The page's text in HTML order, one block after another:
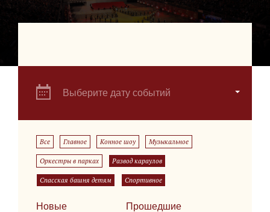
Выберите дату событий
Все Главное Конное шоу Музыкальное
Оркестры в парках Развод караулов
Спасская башня детям Спортивное
Новые
Прошедшие